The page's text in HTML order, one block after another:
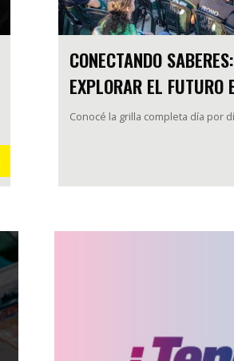
CONECTANDO
EXPLORAR EL FUTURO
Conocé la grilla completa día por